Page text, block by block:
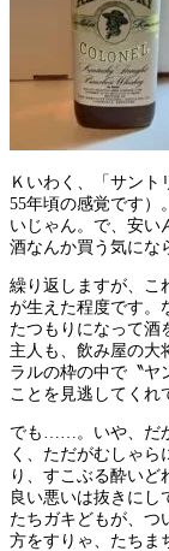
Ｋいわく、「サン
55年頃の感覚です）
いじゃん。で、安
酒なんか買う気にな
繰り返しますが、こ
が生えた程度です。
たつもりになって酒
主人も、飲み屋の大
ラルの枠の中で〝ヤ
ことを見逃してくれ
でも……。いや、だ
く、ただがむしゃら
り、すこぶる酔いど
良い悪いは抜きにし
たちガキどもが、つ
方をすりゃ、たちま